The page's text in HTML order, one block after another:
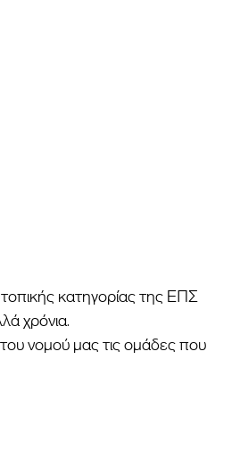
κατηγορίας της ΕΠΣ
χρόνια.
νομού μας τις ομάδες που